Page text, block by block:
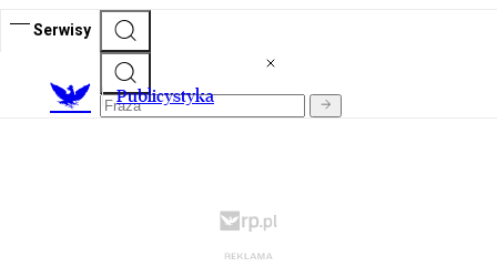
Serwisy
Publicystyka